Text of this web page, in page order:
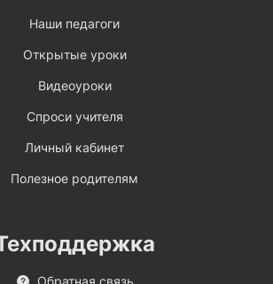
Наши педагоги
Открытые уроки
Видеоуроки
Спроси учителя
Личный кабинет
Полезное родителям
Обратная связь